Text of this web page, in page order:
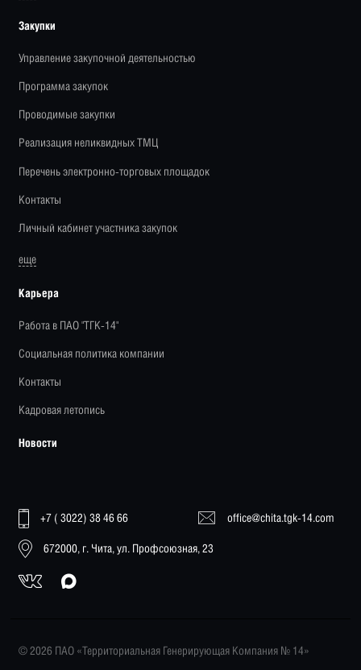
Закупки
Управление закупочной деятельностью
Программа закупок
Проводимые закупки
Реализация неликвидных ТМЦ
Перечень электронно-торговых площадок
Контакты
Личный кабинет участника закупок
еще
Карьера
Работа в ПАО "ТГК-14"
Социальная политика компании
Контакты
Кадровая летопись
Новости
+7 ( 3022) 38 46 66 office@chita.tgk-14.com
672000, г. Чита, ул. Профсоюзная, 23
© 2026 ПАО «Территориальная Генерирующая Компания № 14»